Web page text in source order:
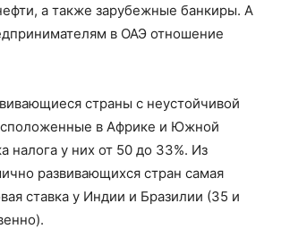
а также зарубежные банкиры. А
в ОАЭ отношение
страны с неустойчивой
в Африке и Южной
налога у них от 50 до 33%. Из
развивающихся стран самая
ставка у Индии и Бразилии (35 и